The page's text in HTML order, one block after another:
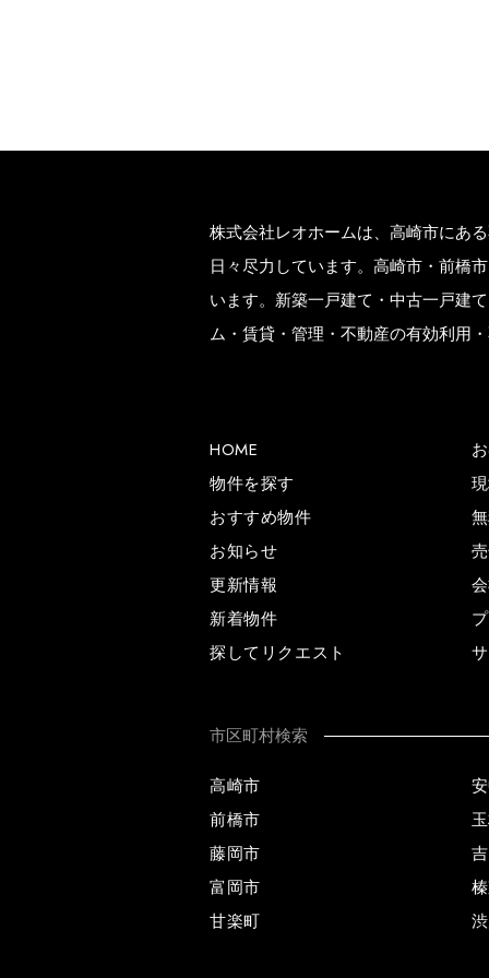
株式会社レオホームは、高崎市にあ
日々尽力しています。高崎市・前橋
います。新築一戸建て・中古一戸建
ム・賃貸・管理・不動産の有効利用
HOME
物件を探す
おすすめ物件
お知らせ
更新情報
新着物件
探してリクエスト
市区町村検索
高崎市
前橋市
藤岡市
富岡市
甘楽町